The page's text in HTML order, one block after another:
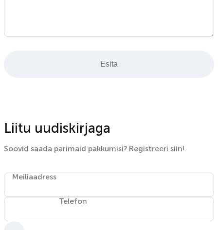
Esita
Liitu uudiskirjaga
Soovid saada parimaid pakkumisi? Registreeri siin!
Meiliaadress
Telefon